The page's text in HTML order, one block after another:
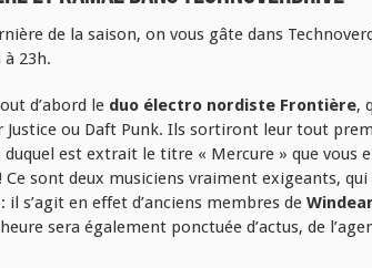
de la saison, on vous gâte dans
23h.
d’abord leduo électro nordiste Frontière,
Justice ou Daft Punk. Ils sortiront leur tout
est extrait le titre « Mercure » que vous
Ce sont deux musiciens vraiment exigeants,
s’agit en effet d’anciens membres de
sera également ponctuée d’actus, de